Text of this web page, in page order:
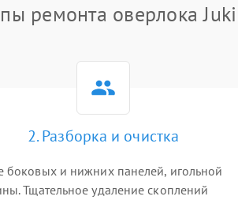
ремонта оверлока Juki
2. Разборка и очистка
боковых и нижних панелей, игольной
Тщательное удаление скоплений